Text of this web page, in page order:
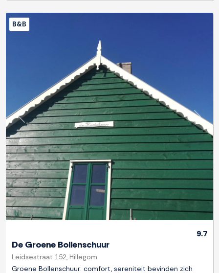
Previous Next
B&B
9.7
De Groene Bollenschuur
Leidsestraat 152, Hillegom
Groene Bollenschuur: comfort, sereniteit bevinden zich